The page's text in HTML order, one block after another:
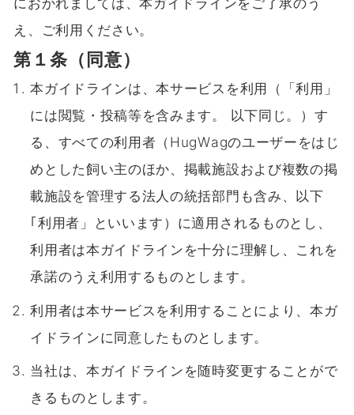
え、ご利用ください。
第１条（同意）
本ガイドラインは、本サービスを利用（「利用」
には閲覧・投稿等を含みます。 以下同じ。）す
る、すべての利用者（HugWagのユーザーをはじ
めとした飼い主のほか、掲載施設および複数の掲
載施設を管理する法人の統括部門も含み、以下
｢利用者」といいます）に適用されるものとし、
利用者は本ガイドラインを十分に理解し、これを
承諾のうえ利用するものとします。
利用者は本サービスを利用することにより、本ガ
イドラインに同意したものとします。
当社は、本ガイドラインを随時変更することがで
きるものとします。